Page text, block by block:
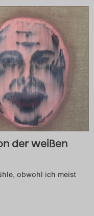
der weißen
obwohl ich meist